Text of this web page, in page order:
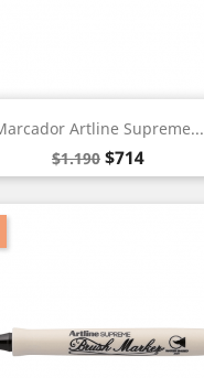
Artline Supreme...
Precio
base
$1.190 Precio
$714